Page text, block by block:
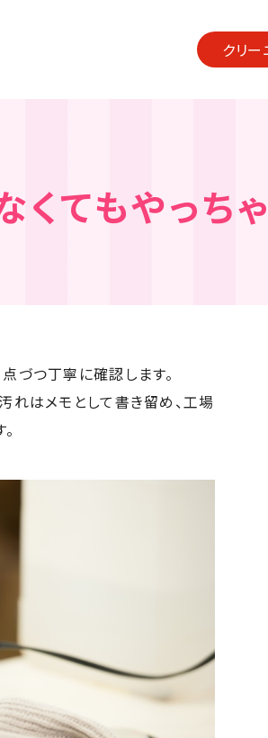
クリ
てもやっちゃ
づつ丁寧に確認します。
れはメモとして書き留め、工場